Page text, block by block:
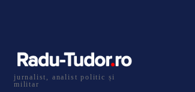
jurnalist, analist politic și
militar